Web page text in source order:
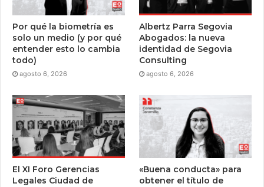
Por qué la biometría es
solo un medio (y por qué
entender esto lo cambia
todo)
agosto 6, 2026
Albertz Parra Segovia
Abogados: la nueva
identidad de Segovia
Consulting
agosto 6, 2026
El XI Foro Gerencias
Legales Ciudad de
«Buena conducta» para
obtener el título de